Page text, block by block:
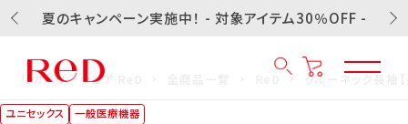
夏のキャンペーン実施中！ - 対象アイテム30％OFF -
リカバリーウェア ReD クルーネック長袖
ユニセックス 一般医療機器